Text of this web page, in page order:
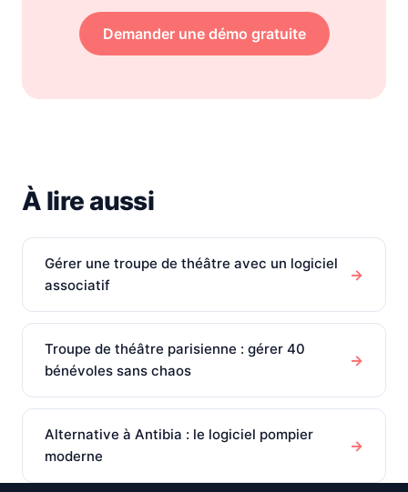
Demander une démo gratuite
À lire aussi
Gérer une troupe de théâtre avec un logiciel
associatif
→
Troupe de théâtre parisienne : gérer 40
bénévoles sans chaos
→
Alternative à Antibia : le logiciel pompier
moderne
→